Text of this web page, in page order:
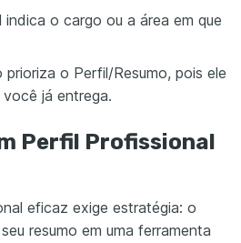
o cargo ou a área em que
o Perfil/Resumo, pois ele
já entrega.
Perfil Profissional
eficaz exige estratégia: o
resumo em uma ferramenta